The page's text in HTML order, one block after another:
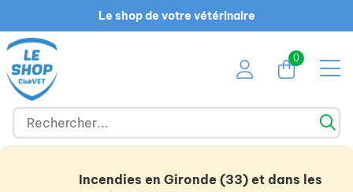
Le shop de votre vétérinaire
0
Incendies en Gironde (33) et dans les